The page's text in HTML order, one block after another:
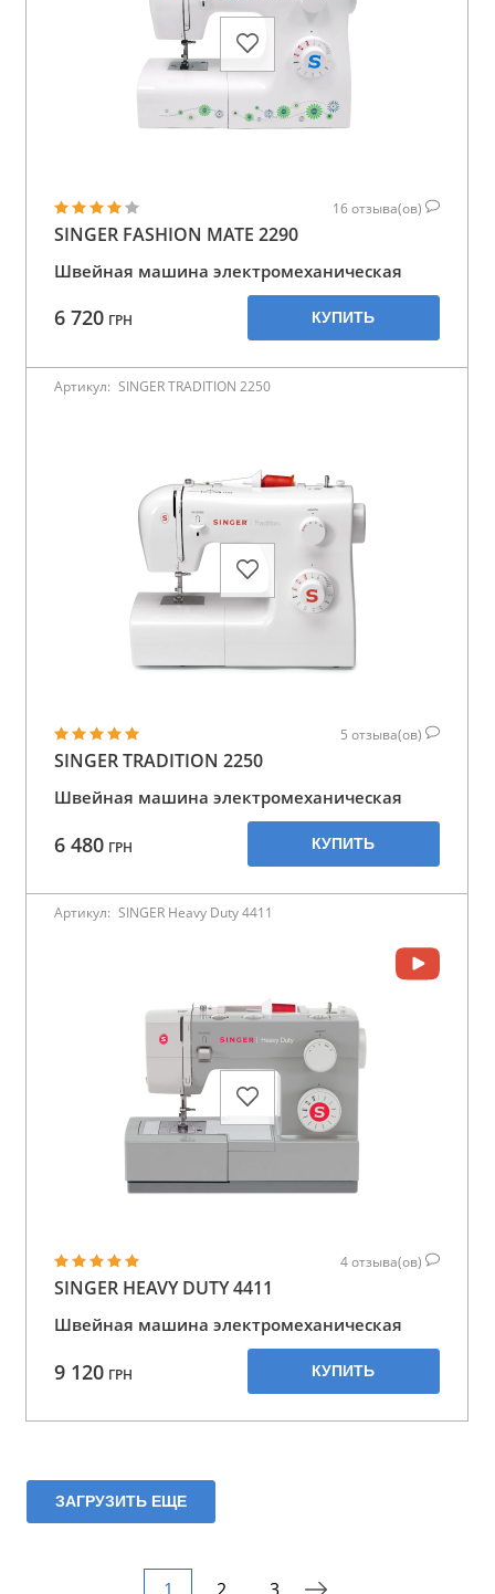
16отзыва(ов)
SINGER FASHION MATE 2290
Швейная машина электромеханическая
6 720 ГРН КУПИТЬ
Артикул: SINGER TRADITION 2250
5 отзыва(ов)
SINGER TRADITION 2250
Швейная машина электромеханическая
6 480 ГРН КУПИТЬ
Артикул: SINGER Heavy Duty 4411
4отзыва(ов)
SINGER HEAVY DUTY 4411
Швейная машина электромеханическая
9 120 ГРН КУПИТЬ
ЗАГРУЗИТЬ ЕЩЕ